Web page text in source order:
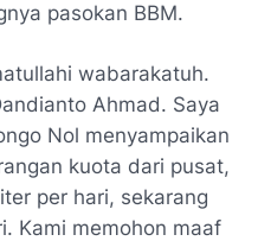
pasokan BBM.
wabarakatuh.
Ahmad. Saya
Nol menyampaikan
kuota dari pusat,
per hari, sekarang
Kami memohon maaf